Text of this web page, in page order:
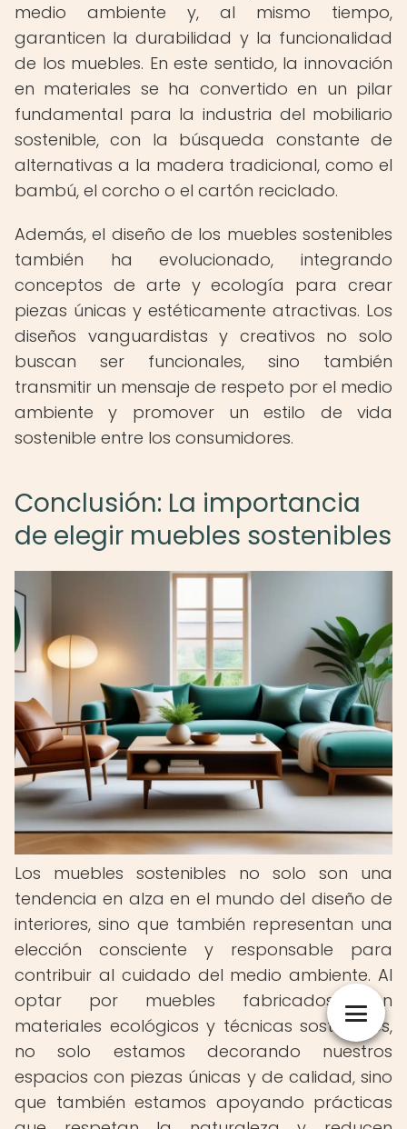
medio ambiente y, al mismo tiempo,
garanticen la durabilidad y la funcionalidad
de los muebles. En este sentido, la innovación
en materiales se ha convertido en un pilar
fundamental para la industria del mobiliario
sostenible, con la búsqueda constante de
alternativas a la madera tradicional, como el
bambú, el corcho o el cartón reciclado.
Además, el diseño de los muebles sostenibles
también ha evolucionado, integrando
conceptos de arte y ecología para crear
piezas únicas y estéticamente atractivas. Los
diseños vanguardistas y creativos no solo
buscan ser funcionales, sino también
transmitir un mensaje de respeto por el medio
ambiente y promover un estilo de vida
sostenible entre los consumidores.
Conclusión: La importancia
de elegir muebles sostenibles
Los muebles sostenibles no solo son una
tendencia en alza en el mundo del diseño de
interiores, sino que también representan una
elección consciente y responsable para
contribuir al cuidado del medio ambiente. Al
optar por muebles fabricados con
materiales ecológicos y técnicas sostenibles,
no solo estamos decorando nuestros
espacios con piezas únicas y de calidad, sino
que también estamos apoyando prácticas